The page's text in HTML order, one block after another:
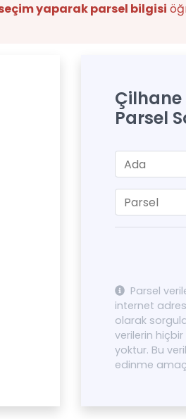
yaparak parsel bilgisi
Parsel
Parsel
internet
olarak
verilerin
yoktur. Bu
edinme